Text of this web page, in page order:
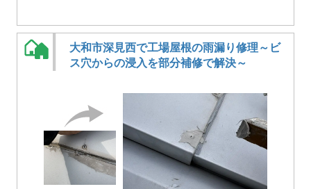
大和市深見西で工場屋根の雨漏り修理～ビ
ス穴からの浸入を部分補修で解決～